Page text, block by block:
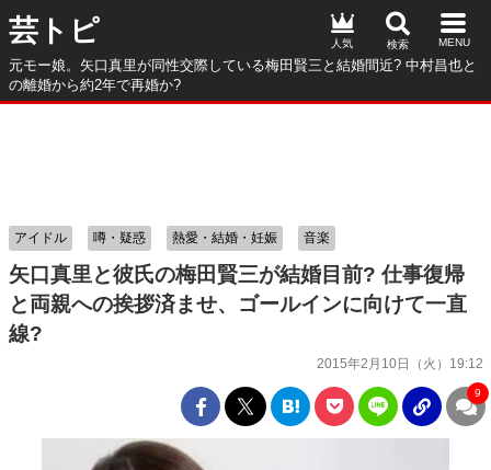
芸トピ
元モー娘。矢口真里が同性交際している梅田賢三と結婚間近? 中村昌也と
の離婚から約2年で再婚か?
人気
矢口真里と彼氏の梅田賢三が結婚目前? 仕事復帰
と両親への挨拶済ませ、ゴールインに向けて一直
線?
2015年2月10日（火）19:12
アイドル 噂・疑惑 熱愛・結婚・妊娠 音楽
9